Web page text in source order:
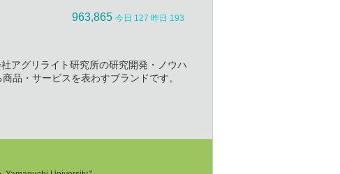
963,865 今日 127 昨日 193
アグリライト研究所の研究開発・ノウハ
品・サービスを表わすブランドです。